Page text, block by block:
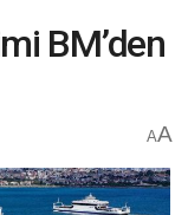
BM’den
AA